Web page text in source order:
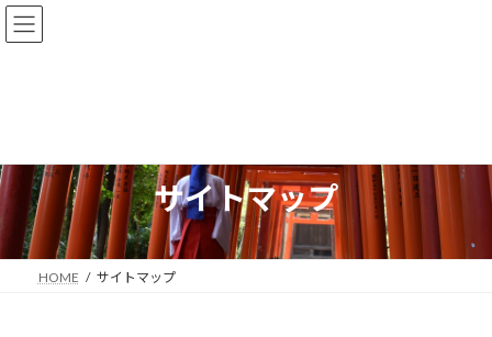
コ
ン
キ
ッ
プ
ナ
ビ
に
移
動
受付時間：9:00-16:00
サイトマップ
HOME サイトマップ